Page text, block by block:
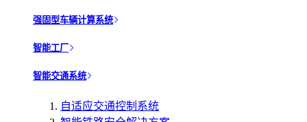
强固型车辆计算系统
智能工厂
智能交通系统
自适应交通控制系统